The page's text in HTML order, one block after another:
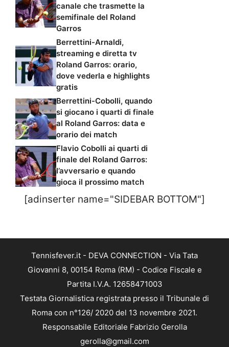
canale che trasmette la
semifinale del Roland
Garros
Berrettini-Arnaldi,
streaming e diretta tv
Roland Garros: orario,
dove vederla e highlights
gratis
Berrettini-Cobolli, quando
si giocano i quarti di finale
al Roland Garros: data e
orario dei match
Flavio Cobolli ai quarti di
finale del Roland Garros:
l’avversario e quando
gioca il prossimo match
[adinserter name="SIDEBAR BOTTOM"]
Tennisfever.it - DEVA CONNECTION - Via Tata
Giovanni 8, 00154 Roma (RM) - Codice Fiscale e
Partita I.V.A. 12658471003
Testata Giornalistica registrata presso il Tribunale di
Roma con n°126/ 2020 del 13 novembre 2021.
Responsabile Editoriale Fabrizio Gerolla
gerolla@gmail.com